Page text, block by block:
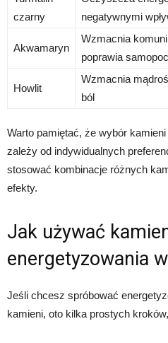
czarny
negatywnymi
Akwamaryn
Wzmacnia
poprawia
Howlit
Wzmacnia
ból
Warto pamiętać, że wybór
zależy od indywidualnych
stosować kombinacje różnych
efekty.
Jak używać
energetyzowania
Jeśli chcesz spróbować
kamieni, oto kilka prostych